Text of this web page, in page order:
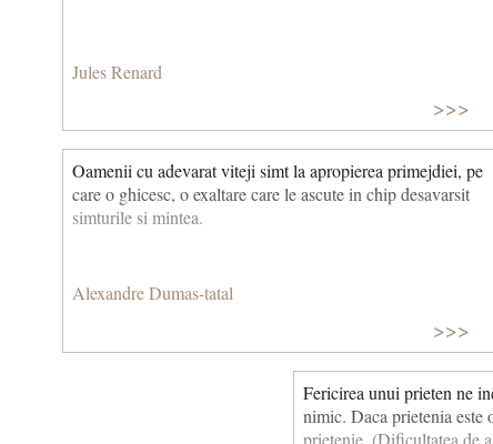
Jules Renard
>>>
Oamenii cu adevarat viteji simt la apropierea primejdiei, pe
care o ghicesc, o exaltare care le ascute in chip desavarsit
simturile si mintea.
Alexandre Dumas-tatal
>>>
Fericirea unui prieten ne
nimic. Daca prietenia este
prietenie. (Dificultatea de